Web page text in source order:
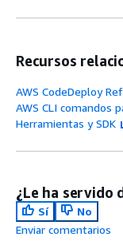
Recursos
AWS CodeDeploy
AWS CLI comandos
Herramientas y SDK
¿Le ha servido
Sí
No
Enviar comentarios